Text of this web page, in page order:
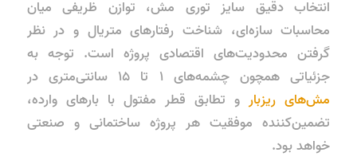
انتخاب دقیق سایز توری مش، توازن ظریفی میان
محاسبات سازه‌ای، شناخت رفتارهای متریال و در نظر
گرفتن محدودیت‌های اقتصادی پروژه است. توجه به
جزئیاتی همچون چشمه‌های ۱ تا ۱۵ سانتی‌متری در
مش‌های ریزبارو تطابق قطر مفتول با بارهای وارده،
تضمین‌کننده موفقیت هر پروژه ساختمانی و صنعتی
خواهد بود.